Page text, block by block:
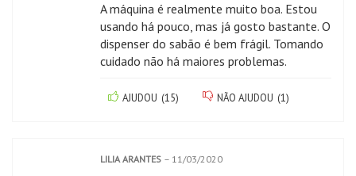
A máquina é realmente muito boa. Estou
usando há pouco, mas já gosto bastante. O
dispenser do sabão é bem frágil. Tomando
cuidado não há maiores problemas.
AJUDOU (15) NÃO AJUDOU (1)
LILIA ARANTES – 11/03/2020